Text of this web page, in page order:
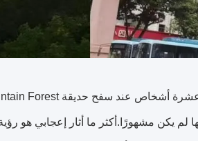
منها لم يكن مشهورًا.أكثر ما أثار إعجابي